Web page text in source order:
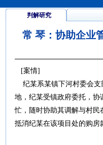
判解研究
常 琴：协助企业
[案情]
纪某系某镇下河村委会支
地，纪某受镇政府委托，协
忙，随时协助其调解与村民
抵消纪某在该项目处的购房